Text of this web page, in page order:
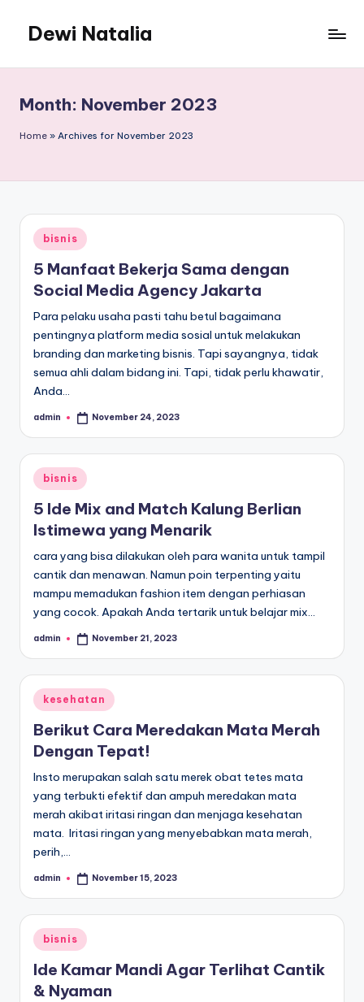
content
Dewi Natalia
Informatif
dan
Kreatif
Month: November 2023
Home » Archives for November 2023
Posted
in
bisnis
5 Manfaat Bekerja Sama dengan
Social Media Agency Jakarta
Para pelaku usaha pasti tahu betul bagaimana
pentingnya platform media sosial untuk melakukan
branding dan marketing bisnis. Tapi sayangnya, tidak
semua ahli dalam bidang ini. Tapi, tidak perlu khawatir,
Anda…
Posted
admin November 24, 2023
Posted
in
bisnis
5 Ide Mix and Match Kalung Berlian
Istimewa yang Menarik
cara yang bisa dilakukan oleh para wanita untuk tampil
cantik dan menawan. Namun poin terpenting yaitu
mampu memadukan fashion item dengan perhiasan
yang cocok. Apakah Anda tertarik untuk belajar mix…
Posted
admin November 21, 2023
Posted
in
kesehatan
Berikut Cara Meredakan Mata Merah
Dengan Tepat!
Insto merupakan salah satu merek obat tetes mata
yang terbukti efektif dan ampuh meredakan mata
merah akibat iritasi ringan dan menjaga kesehatan
mata. Iritasi ringan yang menyebabkan mata merah,
perih,…
Posted
admin November 15, 2023
Posted
in
bisnis
Ide Kamar Mandi Agar Terlihat Cantik
& Nyaman